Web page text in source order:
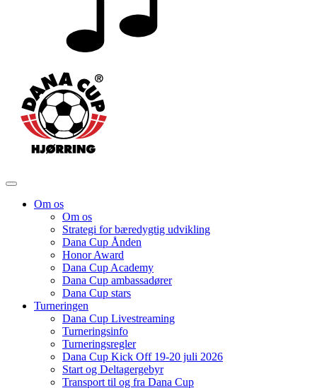
Om os
Om os
Strategi for bæredygtig udvikling
Dana Cup Ånden
Honor Award
Dana Cup Academy
Dana Cup ambassadører
Dana Cup stars
Turneringen
Dana Cup Livestreaming
Turneringsinfo
Turneringsregler
Dana Cup Kick Off 19-20 juli 2026
Start og Deltagergebyr
Transport til og fra Dana Cup